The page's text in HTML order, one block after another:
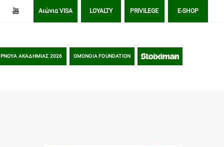
Αιώνια VISA LOYALTY PRIVILEGE E-SHOP
ΑΚΑΔΗΜΙΑΣ 2026 OMONOIA FOUNDATION STOIXIMAN